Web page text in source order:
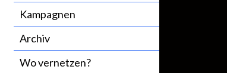
Kampagnen
Archiv
Wo vernetzen?